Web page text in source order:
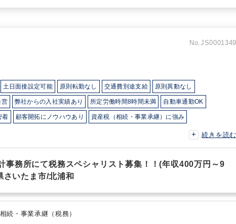
No.JS0001349
土日面接設定可能 原則転勤なし 交通費別途支給 原則異動なし
営 弊社からの入社実績あり 所定労働時間8時間未満 自動車通勤OK
着 顧客開拓にノウハウあり 資産税（相続・事業承継）に強み
続きを読む
事務所にて税務スペシャリスト募集！！(年収400万円～9
いたま市/北浦和
法人税・顧問業務（税務） 、 相続・事業承継（税務）